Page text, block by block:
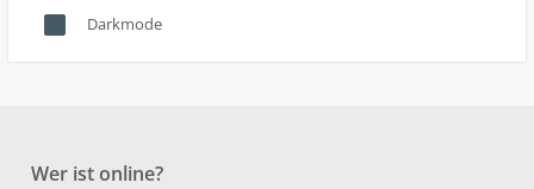
Darkmode
Wer ist online?